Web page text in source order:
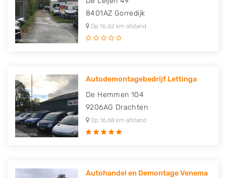
8401AZ Gorredijk
Op 16,62 km afstand
Autodemontagebedrijf Lettinga
De Hemmen 104
9206AG Drachten
Op 16,68 km afstand
Autohandel en Demontage Venema